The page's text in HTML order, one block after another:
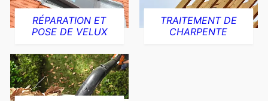
RÉPARATION ET
POSE DE VELUX
TRAITEMENT DE
CHARPENTE